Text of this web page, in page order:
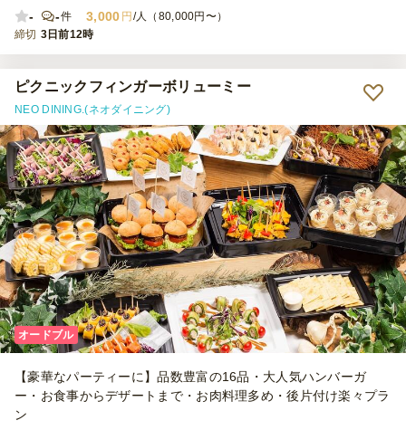
-
-件 3,000 円 /人（80,000円〜）
締切 3日前12時
ピクニックフィンガーボリューミー
NEO DINING.(ネオダイニング)
オードブル
【豪華なパーティーに】品数豊富の16品・大人気ハンバーガ
ー・お食事からデザートまで・お肉料理多め・後片付け楽々プラ
ン